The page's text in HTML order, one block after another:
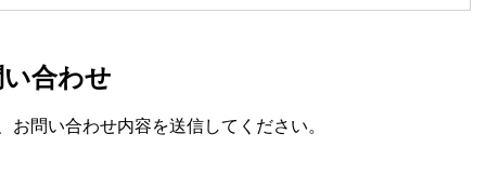
合わせ
問い合わせ内容を送信してください。